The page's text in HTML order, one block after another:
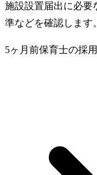
施設設置届出に必要
準などを確認します
5ヶ月前保育士の採